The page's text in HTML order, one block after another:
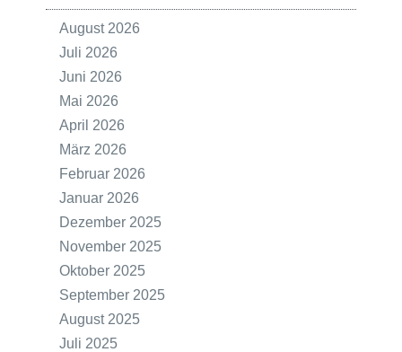
August 2026
Juli 2026
Juni 2026
Mai 2026
April 2026
März 2026
Februar 2026
Januar 2026
Dezember 2025
November 2025
Oktober 2025
September 2025
August 2025
Juli 2025